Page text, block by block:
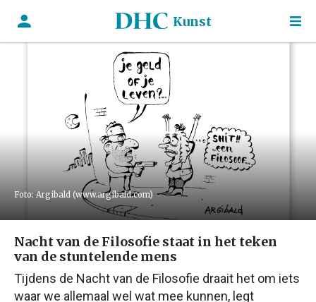
Kunst
Foto: Argibald (www.argibald.com)
Nacht van de Filosofie staat in het teken
van de stuntelende mens
Tijdens de Nacht van de Filosofie draait het om iets
waar we allemaal wel wat mee kunnen, legt